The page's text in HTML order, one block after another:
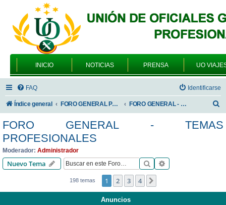
INICIO NOTICIAS PRENSA UO
FAQ Identificarse
Índice general FORO GENERAL PARA TODOS LOS USUARIOS FORO GENERAL - TEMAS PROFESIONALES
s
FORO GENERAL - TEMAS
PROFESIONALES
Moderador: Administrador
Nuevo Tema Buscar
198 temas 1 2 3 4
Anuncios